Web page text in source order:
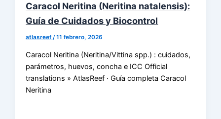
Caracol Neritina (Neritina natalensis):
Guía de Cuidados y Biocontrol
atlasreef/11 febrero, 2026
Caracol Neritina (Neritina/Vittina spp.) : cuidados,
parámetros, huevos, concha e ICC Official
translations » AtlasReef · Guía completa Caracol
Neritina